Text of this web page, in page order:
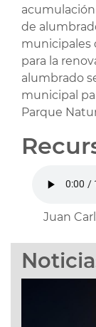
de
municipales
para la
alumbrado
municipal
Parque
Juan